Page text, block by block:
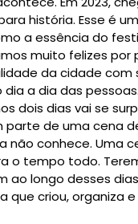
história. Esse é
a essência do
muito felizes por
da cidade com
a dia das
dois dias vai se
de uma cena
não conhece. Uma
o tempo todo.
ao longo desses
que criou, organiza